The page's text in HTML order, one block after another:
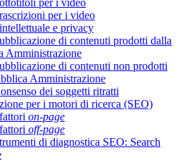
per i video
per i video
e privacy
di contenuti prodotti dalla
Amministrazione
di contenuti non prodotti
Amministrazione
dei soggetti ritratti
per i motori di ricerca (SEO)
on-page
off-page
di diagnostica SEO: Search